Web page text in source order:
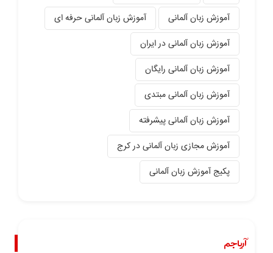
آموزش زبان آلمانی
آموزش زبان آلمانی حرفه ای
آموزش زبان آلمانی در ایران
آموزش زبان آلمانی رایگان
آموزش زبان آلمانی مبتدی
آموزش زبان آلمانی پیشرفته
آموزش مجازی زبان آلمانی در کرج
پکیج آموزش زبان آلمانی
آریاجم